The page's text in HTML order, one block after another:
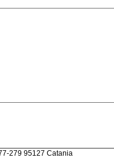
279 95127 Catania